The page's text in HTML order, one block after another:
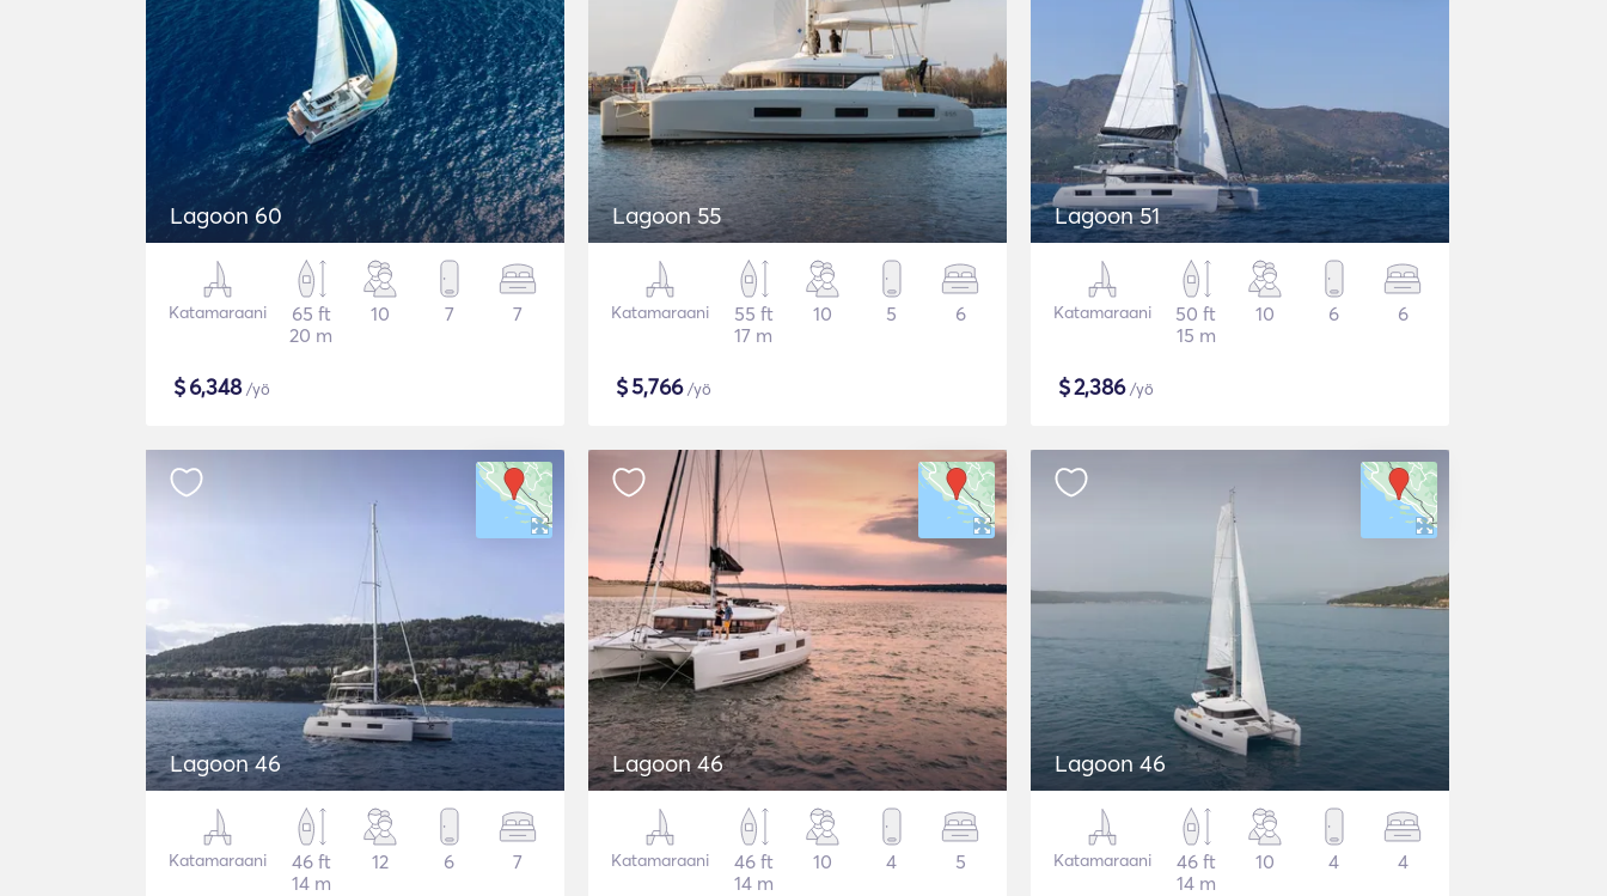
Lagoon 60
Katamaraani
65 ft
20 m
10 7 7
$6,348/yö
Lagoon 55
Katamaraani
55 ft
17 m
10 5 6
$5,766/yö
Lagoon 51
Katamaraani
50 ft
15 m
10 6 6
$2,386/yö
Lagoon 46
Katamaraani
46 ft
14 m
12 6 7
Lagoon 46
Katamaraani
46 ft
14 m
10 4 5
Lagoon 46
Katamaraani
46 ft
14 m
10 4 4